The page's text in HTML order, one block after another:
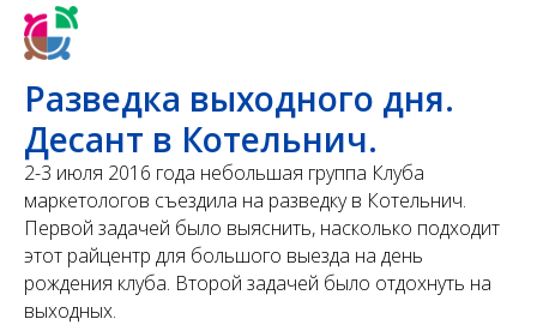
Разведка выходного дня.
Десант в Котельнич.
2-3 июля 2016 года небольшая группа Клуба
маркетологов съездила на разведку в Котельнич.
Первой задачей было выяснить, насколько подходит
этот райцентр для большого выезда на день
рождения клуба. Второй задачей было отдохнуть на
выходных.